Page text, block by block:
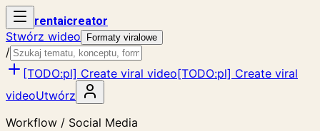
rentaicreator
Stwórz wideo Formaty viralowe
/
[TODO:pl] Create viral video[TODO:pl] Create viral
videoUtwórz
Workflow / Social Media